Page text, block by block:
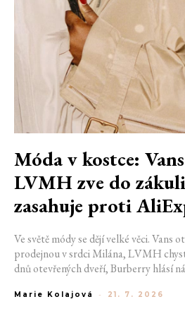
Móda v kostce:
LVMH zve do
zasahuje proti
Ve světě módy se dějí velké věci. Vans
prodejnou v srdci Milána, LVMH
dnů otevřených dveří, Burberry hlásí
AliExpress.
Marie Kolajová - 21. 7. 2026